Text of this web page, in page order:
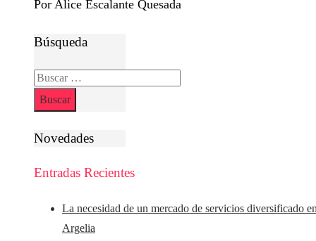
Por Alice Escalante Quesada
Búsqueda
Buscar:
Novedades
Entradas Recientes
La necesidad de un mercado de servicios diversificado
Argelia